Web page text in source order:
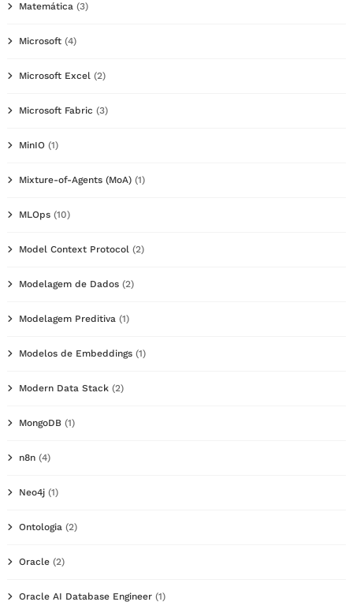
Matemática (3)
Microsoft (4)
Microsoft Excel (2)
Microsoft Fabric (3)
MinIO (1)
Mixture-of-Agents (MoA) (1)
MLOps (10)
Model Context Protocol (2)
Modelagem de Dados (2)
Modelagem Preditiva (1)
Modelos de Embeddings (1)
Modern Data Stack (2)
MongoDB (1)
n8n (4)
Neo4j (1)
Ontologia (2)
Oracle (2)
Oracle AI Database Engineer (1)